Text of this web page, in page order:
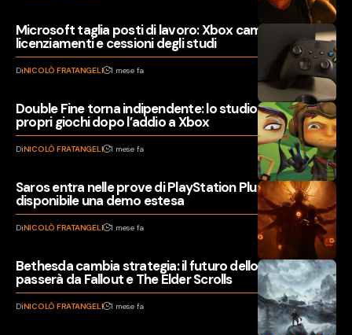
Microsoft taglia posti di lavoro: Xbox cambia volto tra
licenziamenti e cessioni degli studi
DiNICOLÒ FRATANGELI 1 mese fa
Double Fine torna indipendente: lo studio riacquista i
propri giochi dopo l’addio a Xbox
DiNICOLÒ FRATANGELI 1 mese fa
Saros entra nelle prove di PlayStation Plus Premium:
disponibile una demo estesa
DiNICOLÒ FRATANGELI 1 mese fa
Bethesda cambia strategia: il futuro dello studio
passerà da Fallout e The Elder Scrolls
DiNICOLÒ FRATANGELI 1 mese fa